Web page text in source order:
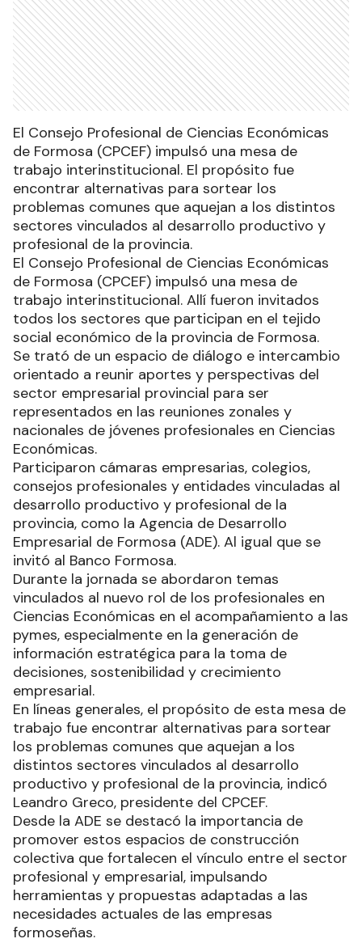
El Consejo Profesional de Ciencias Económicas
de Formosa (CPCEF) impulsó una mesa de
trabajo interinstitucional. El propósito fue
encontrar alternativas para sortear los
problemas comunes que aquejan a los distintos
sectores vinculados al desarrollo productivo y
profesional de la provincia.
El Consejo Profesional de Ciencias Económicas
de Formosa (CPCEF) impulsó una mesa de
trabajo interinstitucional. Allí fueron invitados
todos los sectores que participan en el tejido
social económico de la provincia de Formosa.
Se trató de un espacio de diálogo e intercambio
orientado a reunir aportes y perspectivas del
sector empresarial provincial para ser
representados en las reuniones zonales y
nacionales de jóvenes profesionales en Ciencias
Económicas.
Participaron cámaras empresarias, colegios,
consejos profesionales y entidades vinculadas al
desarrollo productivo y profesional de la
provincia, como la Agencia de Desarrollo
Empresarial de Formosa (ADE). Al igual que se
invitó al Banco Formosa.
Durante la jornada se abordaron temas
vinculados al nuevo rol de los profesionales en
Ciencias Económicas en el acompañamiento a las
pymes, especialmente en la generación de
información estratégica para la toma de
decisiones, sostenibilidad y crecimiento
empresarial.
En líneas generales, el propósito de esta mesa de
trabajo fue encontrar alternativas para sortear
los problemas comunes que aquejan a los
distintos sectores vinculados al desarrollo
productivo y profesional de la provincia, indicó
Leandro Greco, presidente del CPCEF.
Desde la ADE se destacó la importancia de
promover estos espacios de construcción
colectiva que fortalecen el vínculo entre el sector
profesional y empresarial, impulsando
herramientas y propuestas adaptadas a las
necesidades actuales de las empresas
formoseñas.